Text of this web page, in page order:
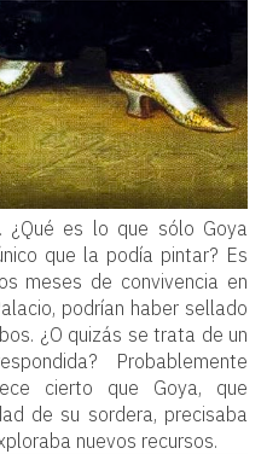
¿Qué es lo que sólo Goya
que la podía pintar? Es
meses de convivencia en
podrían haber sellado
¿O quizás se trata de un
Probablemente
cierto que Goya, que
de su sordera, precisaba
nuevos recursos.